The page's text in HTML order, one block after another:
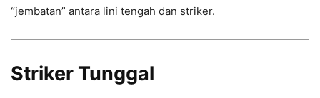
“jembatan” antara lini tengah dan striker.
Striker Tunggal